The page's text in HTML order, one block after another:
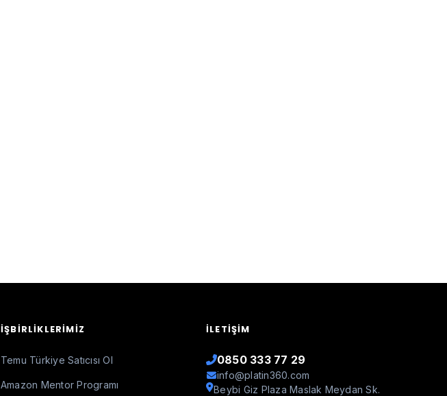
İŞBIRLIKLERIMIZ
Temu Türkiye Satıcısı Ol
Amazon Mentor Programı
İLETIŞIM
0850 333 77 29
info@platin360.com
Beybi Giz Plaza Maslak Meydan Sk.